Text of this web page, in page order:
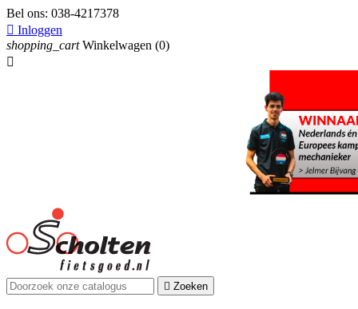
Bel ons: 038-4217378
 Inloggen
shopping_cart Winkelwagen (0)

 Zoeken